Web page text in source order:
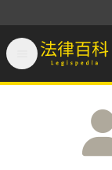
法律百科